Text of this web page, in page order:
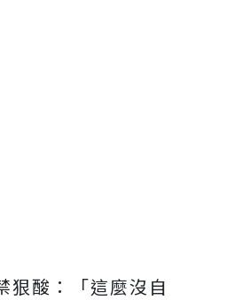
狠酸：「這麼沒自